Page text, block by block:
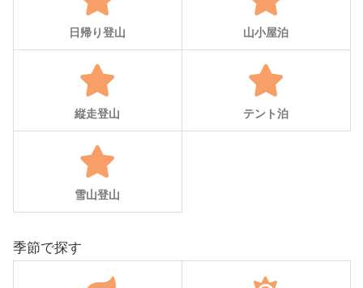
日帰り登山 山小屋泊
縦走登山 テント泊
雪山登山
季節で探す